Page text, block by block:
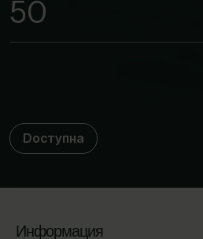
50
Dоступна
Информация